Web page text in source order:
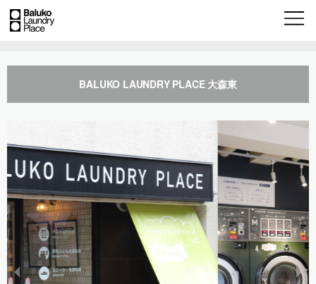
BALUKO LAUNDRY PLACE 大森東